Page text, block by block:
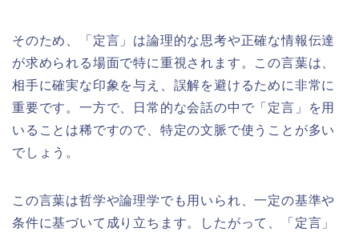
そのため、「定言」は論理的な思考や正確な情報伝達
が求められる場面で特に重視されます。この言葉は、
相手に確実な印象を与え、誤解を避けるために非常に
重要です。一方で、日常的な会話の中で「定言」を用
いることは稀ですので、特定の文脈で使うことが多い
でしょう。
この言葉は哲学や論理学でも用いられ、一定の基準や
条件に基づいて成り立ちます。したがって、「定言」